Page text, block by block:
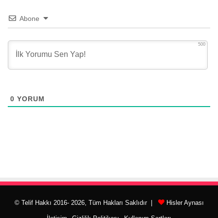
Abone
500
0 YORUM
© Telif Hakkı 2016- 2026, Tüm Hakları Saklıdır | Hisler Aynası